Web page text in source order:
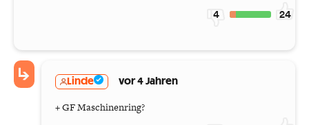
4 24
Linde vor 4 Jahren
+ GF Maschinenring?